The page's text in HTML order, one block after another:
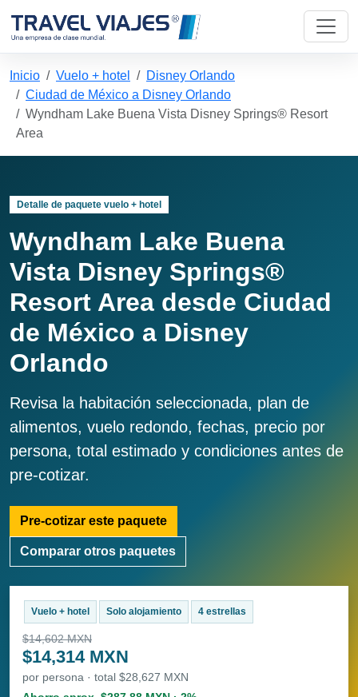
Inicio Vuelo + hotel
Disney Orlando
Ciudad de México a Disney Orlando
Wyndham Lake Buena Vista Disney Springs® Resort
Area
Detalle de paquete vuelo + hotel
Wyndham Lake Buena
Vista Disney Springs®
Resort Area desde Ciudad
de México a Disney
Orlando
Revisa la habitación seleccionada, plan de
alimentos, vuelo redondo, fechas, precio por
persona, total estimado y condiciones antes de
pre-cotizar.
Pre-cotizar este paquete
Comparar otros paquetes
Vuelo + hotel Solo alojamiento 4 estrellas
$14,602 MXN
$14,314 MXN
por persona · total $28,627 MXN